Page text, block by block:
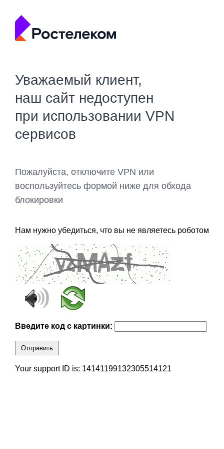
Уважаемый клиент,
наш сайт недоступен
при использовании VPN
сервисов
Пожалуйста, отключите VPN или
воспользуйтесь формой ниже для обхода
блокировки
Нам нужно убедиться, что вы не являетесь роботом
Введите код с картинки:
Отправить
Your support ID is: 14141199132305514121